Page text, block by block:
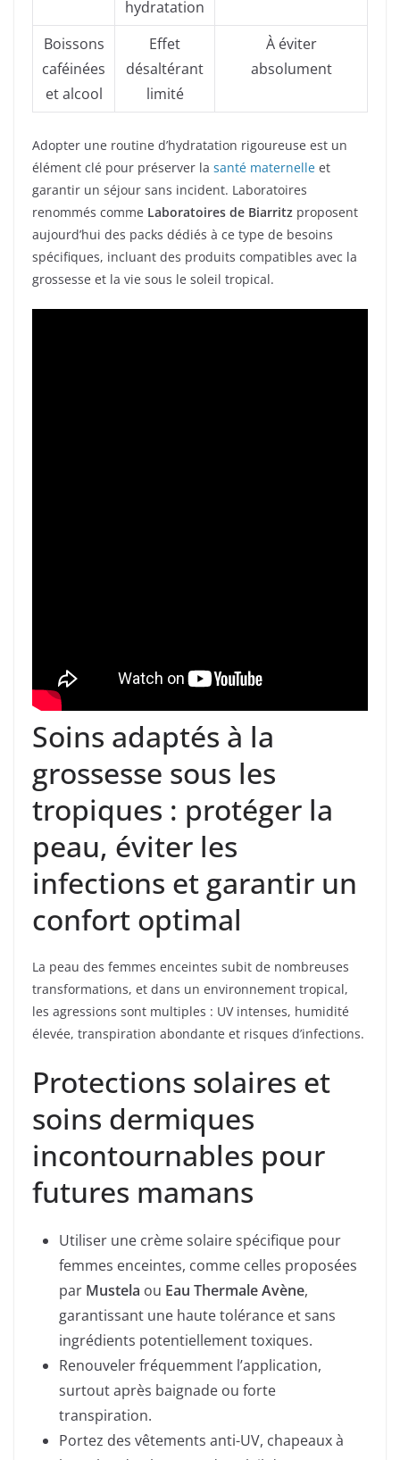
hydratation
Boissons
caféinées
et alcool
Effet
désaltérant
limité
À éviter
absolument
Adopter une routine d’hydratation rigoureuse est un
élément clé pour préserver la santé maternelle et
garantir un séjour sans incident. Laboratoires
renommés comme Laboratoires de Biarritz proposent
aujourd’hui des packs dédiés à ce type de besoins
spécifiques, incluant des produits compatibles avec la
grossesse et la vie sous le soleil tropical.
Soins adaptés à la
grossesse sous les
tropiques : protéger la
peau, éviter les
infections et garantir un
confort optimal
La peau des femmes enceintes subit de nombreuses
transformations, et dans un environnement tropical,
les agressions sont multiples : UV intenses, humidité
élevée, transpiration abondante et risques d’infections.
Protections solaires et
soins dermiques
incontournables pour
futures mamans
Utiliser une crème solaire spécifique pour
femmes enceintes, comme celles proposées
par Mustela ou Eau Thermale Avène,
garantissant une haute tolérance et sans
ingrédients potentiellement toxiques.
Renouveler fréquemment l’application,
surtout après baignade ou forte
transpiration.
Portez des vêtements anti-UV, chapeaux à